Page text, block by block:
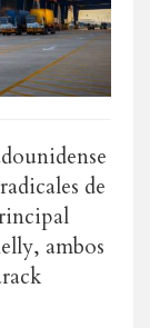
de
ambos